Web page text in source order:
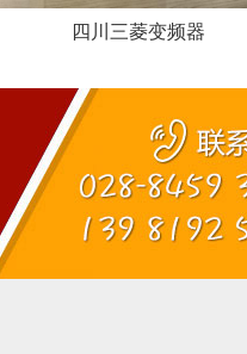
四川三菱变频器